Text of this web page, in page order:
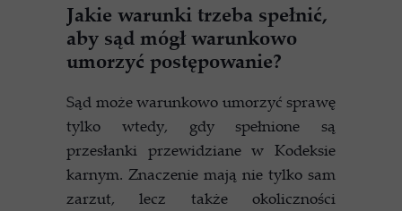
Jakie warunki trzeba spełnić,
aby sąd mógł warunkowo
umorzyć postępowanie?
Sąd może warunkowo umorzyć sprawę
tylko wtedy, gdy spełnione są
przesłanki przewidziane w Kodeksie
karnym. Znaczenie mają nie tylko sam
zarzut, lecz także okoliczności